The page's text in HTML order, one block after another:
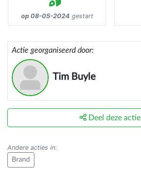
op 08-05-2024 gestart
Actie georganiseerd door:
Tim Buyle
Deel deze actie
Andere acties in:
Brand